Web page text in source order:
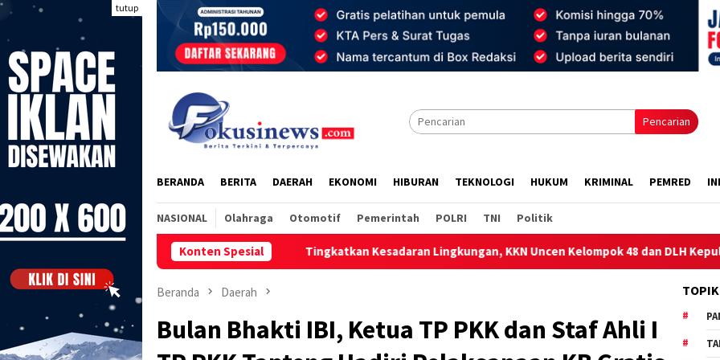
Loncat
konten
tutup
Pencarian
BERANDA BERITA DAERAH EKONOMI HIBURAN TEKNOLOGI HUKUM KRIMINAL PEMRED
NASIONAL Olahraga Otomotif Pemerintah POLRI TNI Politik
Konten Spesial
Tingkatkan Kesadaran Lingkungan, KKN Uncen Kelompok 48 dan DLH Kepulauan Yapen Gelar
Beranda Daerah
Bulan Bhakti IBI, Ketua TP PKK dan Staf Ahli I